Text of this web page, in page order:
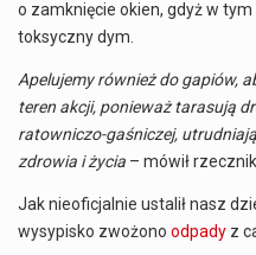
o zamknięcie okien, gdyż w
toksyczny dym.
Apelujemy również do gapiów,
teren akcji, ponieważ tarasują
ratowniczo-gaśniczej,
zdrowia i życia – mówił
Jak nieoficjalnie ustalił nasz
wysypisko zwożono odpady z